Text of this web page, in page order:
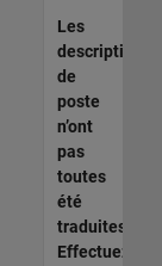
Les
descriptions
de
poste
n’ont
pas
toutes
été
traduites.
Effectuez